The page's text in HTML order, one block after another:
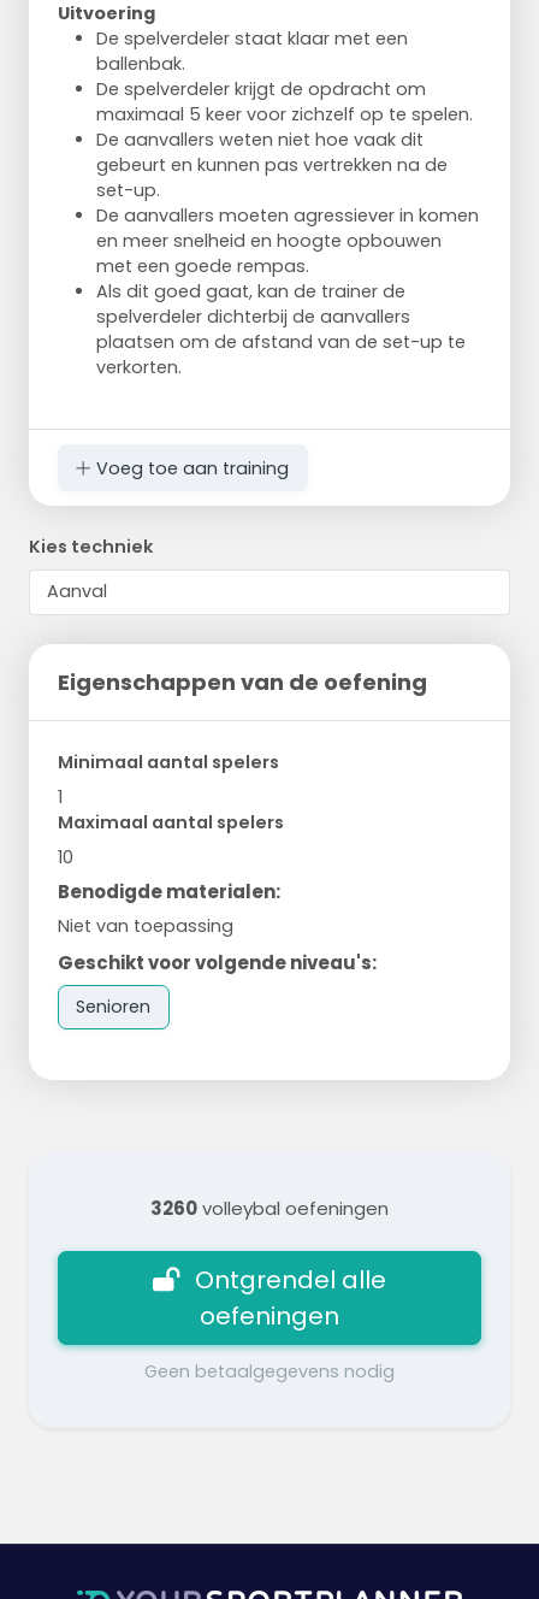
Uitvoering
De spelverdeler staat klaar met een
ballenbak.
De spelverdeler krijgt de opdracht om
maximaal 5 keer voor zichzelf op te spelen.
De aanvallers weten niet hoe vaak dit
gebeurt en kunnen pas vertrekken na de
set-up.
De aanvallers moeten agressiever in komen
en meer snelheid en hoogte opbouwen
met een goede rempas.
Als dit goed gaat, kan de trainer de
spelverdeler dichterbij de aanvallers
plaatsen om de afstand van de set-up te
verkorten.
Voeg toe aan training
Kies techniek
Eigenschappen van de oefening
Minimaal aantal spelers
1
Maximaal aantal spelers
10
Benodigde materialen:
Niet van toepassing
Geschikt voor volgende niveau's:
Senioren
3260volleybal oefeningen
Ontgrendel alle
oefeningen
Geen betaalgegevens nodig